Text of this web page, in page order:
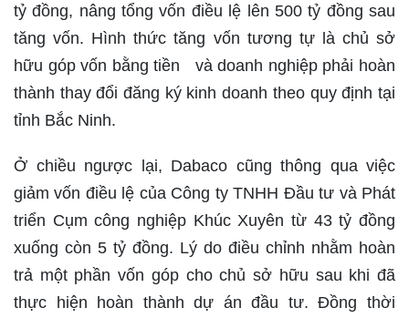
tỷ đồng, nâng tổng vốn điều lệ lên 500 tỷ đồng sau
tăng vốn. Hình thức tăng vốn tương tự là chủ sở
hữu góp vốn bằng tiền và doanh nghiệp phải hoàn
thành thay đổi đăng ký kinh doanh theo quy định tại
tỉnh Bắc Ninh.
Ở chiều ngược lại, Dabaco cũng thông qua việc
giảm vốn điều lệ của Công ty TNHH Đầu tư và Phát
triển Cụm công nghiệp Khúc Xuyên từ 43 tỷ đồng
xuống còn 5 tỷ đồng. Lý do điều chỉnh nhằm hoàn
trả một phần vốn góp cho chủ sở hữu sau khi đã
thực hiện hoàn thành dự án đầu tư. Đồng thời